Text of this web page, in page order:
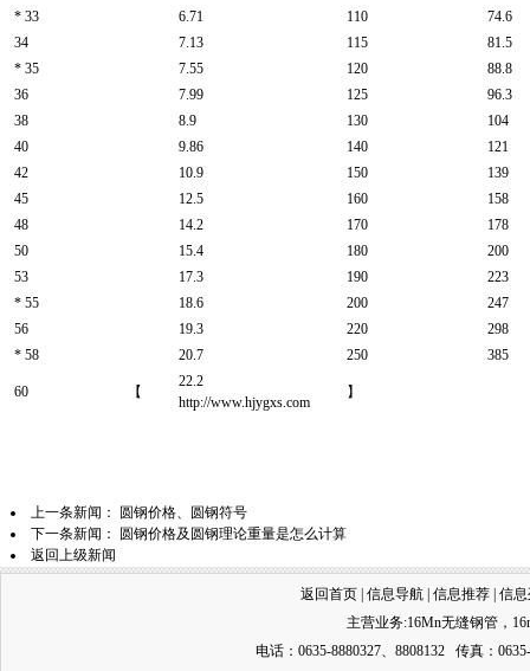
* 33
6.71 110
74.6
34
7.13 115
81.5
* 35
7.55 120
88.8
36
7.99 125
96.3
38
8.9 130
104
40
9.86 140
121
42
10.9 150
139
45
12.5 160
158
48
14.2 170
178
50
15.4 180
200
53
17.3 190
223
* 55
18.6 200
247
56
19.3 220
298
* 58
20.7 250 385
60 【
22.2
http://www.hjygxs.com
】
上一条新闻：
圆钢价格、圆钢符号
下一条新闻：
圆钢价格及圆钢理论重量是怎么计算
返回上级新闻
返回首页 信息导航 信息推荐 信
主营业务:16Mn无缝钢管，
电话：0635-8880327、8808132 传真：